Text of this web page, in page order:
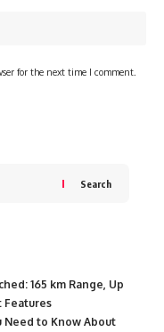
for the next time I comment.
Search
165 km Range, Up
Features
Need to Know About